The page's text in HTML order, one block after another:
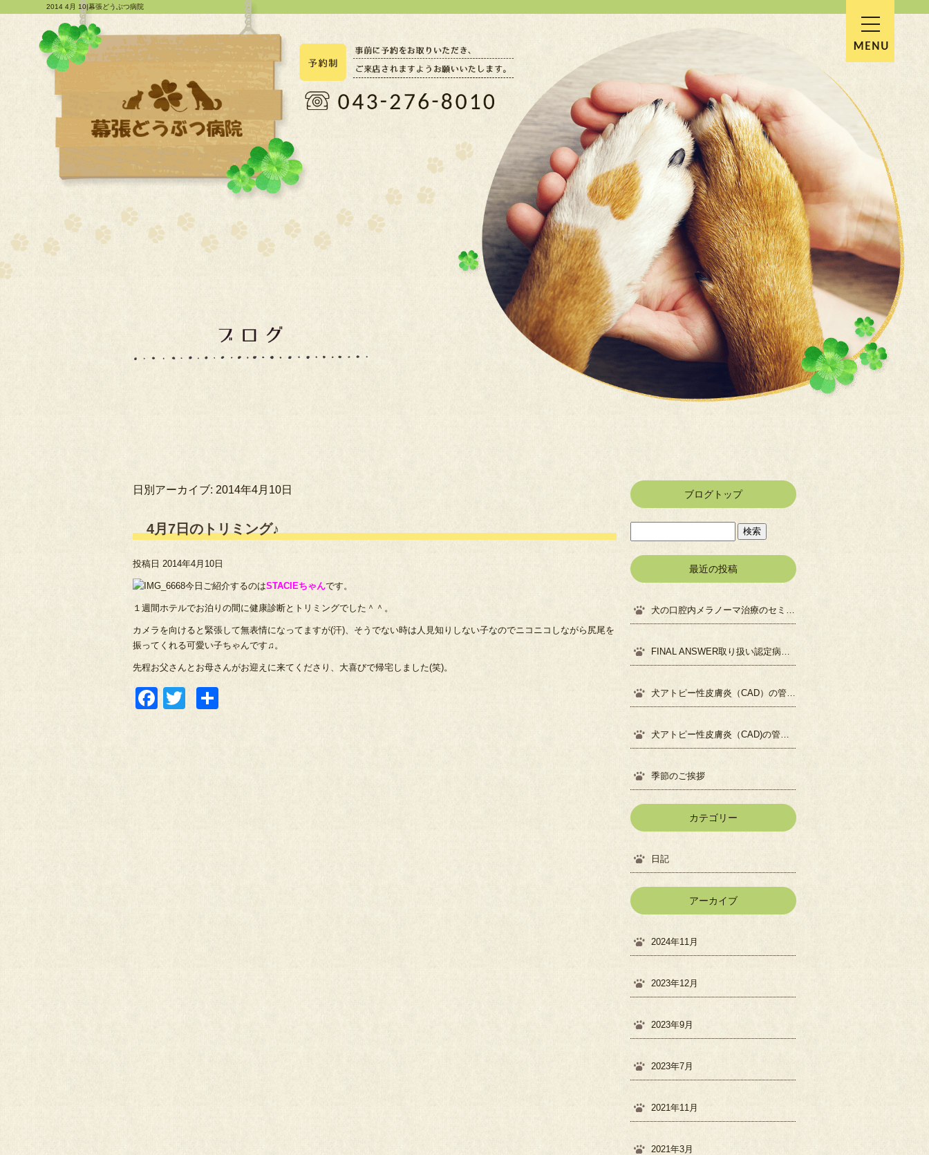
2014 4月 10|幕張どうぶつ病院
日別アーカイブ: 2014年4月10日
4月7日のトリミング♪
投稿日 2014年4月10日
今日ご紹介するのはSTACIEちゃんです。
１週間ホテルでお泊りの間に健康診断とトリミングでした＾＾。
カメラを向けると緊張して無表情になってますが(汗)、そうでない時は人見知りしない子なのでニコニコしながら尻尾を
振ってくれる可愛い子ちゃんです♫。
先程お父さんとお母さんがお迎えに来てくださり、大喜びで帰宅しました(笑)。
Facebook
Twitter
ブログトップ
最近の投稿
犬の口腔内メラノーマ治療のセミナーに参加してきました
FINAL ANSWER取り扱い認定病院になりました
犬アトピー性皮膚炎（CAD）の管理について②
犬アトピー性皮膚炎（CAD)の管理について①
季節のご挨拶
カテゴリー
日記
アーカイブ
2024年11月
2023年12月
2023年9月
2023年7月
2021年11月
2021年3月